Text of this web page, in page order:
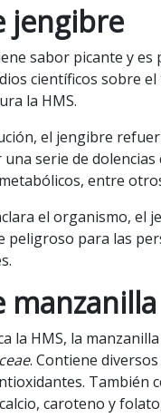
jengibre
sabor picante y
científicos sobre
la HMS.
el jengibre
serie de
entre
el organismo, el
peligroso para las
manzanilla
la HMS, la
. Contiene
También
caroteno y